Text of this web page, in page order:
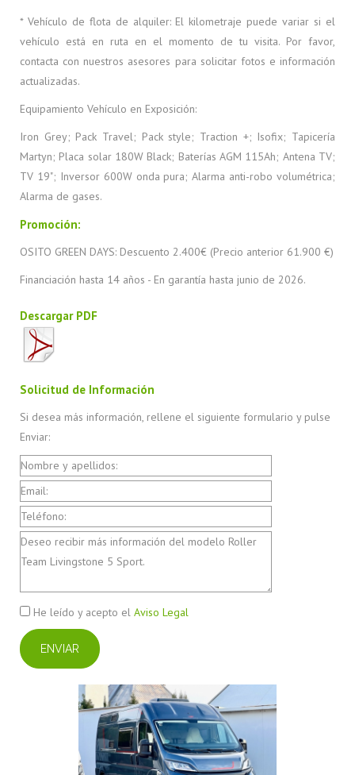
* Vehículo de flota de alquiler: El kilometraje puede variar si el
vehículo está en ruta en el momento de tu visita. Por favor,
contacta con nuestros asesores para solicitar fotos e información
actualizadas.
Equipamiento Vehículo en Exposición:
Iron Grey; Pack Travel; Pack style; Traction +; Isofix; Tapicería
Martyn; Placa solar 180W Black; Baterías AGM 115Ah; Antena TV;
TV 19"; Inversor 600W onda pura; Alarma anti-robo volumétrica;
Alarma de gases.
Promoción:
OSITO GREEN DAYS: Descuento 2.400€ (Precio anterior 61.900 €)
Financiación hasta 14 años - En garantía hasta junio de 2026.
Descargar PDF
Solicitud de Información
Si desea más información, rellene el siguiente formulario y pulse
Enviar:
He leído y acepto el Aviso Legal